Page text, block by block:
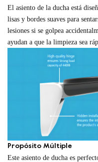
El asiento de la ducha está
lisas y bordes suaves para
lesiones si se golpea
ayudan a que la limpieza sea
Propósito Múltiple
Este asiento de ducha es